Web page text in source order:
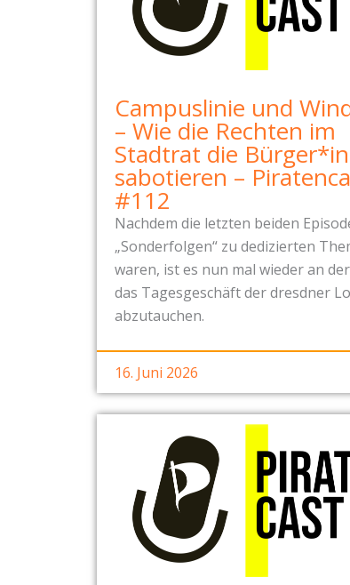
Campuslinie und
– Wie die Rechten im
Stadtrat die
sabotieren –
#112
Nachdem die letzten beiden
„Sonderfolgen“ zu dedizierten
waren, ist es nun mal wieder an
das Tagesgeschäft der dresdner
abzutauchen.
16. Juni 2026